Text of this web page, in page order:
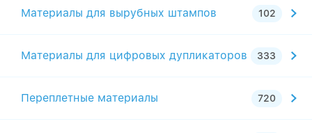
Материалы для вырубных штампов
Материалы для цифровых дупликаторов
Переплетные материалы